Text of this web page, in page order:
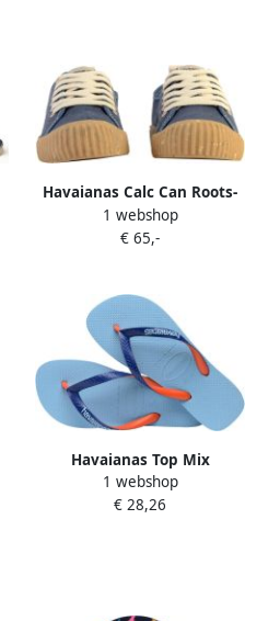
Havaianas Calc Can Roots-
tennisschoenen met veters
1 webshop
€ 65,-
Havaianas Top Mix
Sandalen blauw
1 webshop
€ 28,26